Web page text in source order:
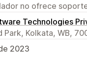
no ofrece
Technologies
Park, Kolkata, WB,
2023